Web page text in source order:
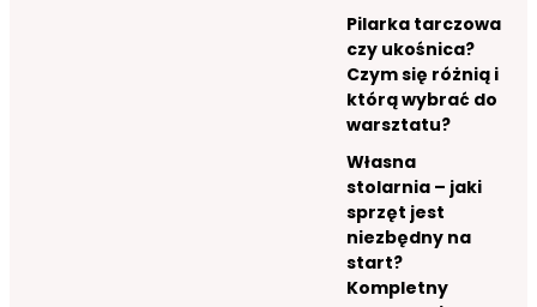
Pilarka tarczowa
czy ukośnica?
Czym się różnią i
którą wybrać do
warsztatu?
Własna
stolarnia – jaki
sprzęt jest
niezbędny na
start?
Kompletny